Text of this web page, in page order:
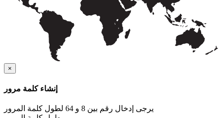
×
إنشاء كلمة مرور
يرجى إدخال رقم بين 8 و 64 لطول كلمة المرور